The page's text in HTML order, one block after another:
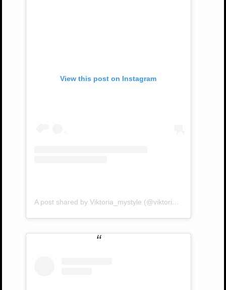
View this post on Instagram
A post shared by Viktoria_mystyle (@viktoria_mystyle)